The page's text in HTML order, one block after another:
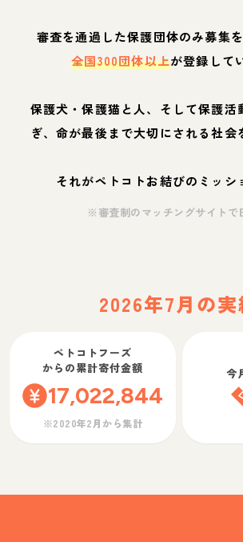
審査を通過した保護団体のみ募集を
全国300団体以上が登録して
保護犬・保護猫と人、そして保護活
ぎ、命が最後まで大切にされる社会
それがペトコトお結びのミッシ
※審査制のマッチングサイトで
2026年7月の実
ペトコトフーズ
からの累計寄付金額
17,022,844
※2020年2月から集計
今